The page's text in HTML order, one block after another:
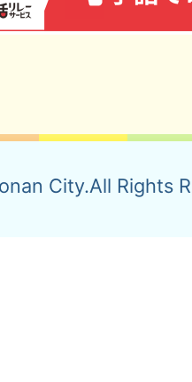
City.All Rights